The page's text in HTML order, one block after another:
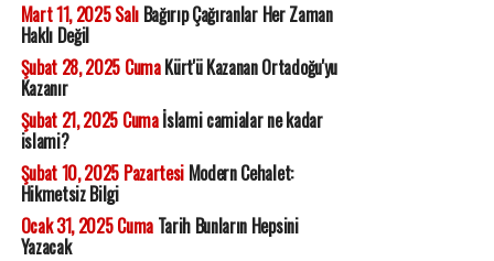
Mart 11, 2025 SalıBağırıp Çağıranlar Her Zaman
Haklı Değil
Şubat 28, 2025 CumaKürt'ü Kazanan Ortadoğu'yu
Kazanır
Şubat 21, 2025 Cumaİslami camialar ne kadar
islami?
Şubat 10, 2025 PazartesiModern Cehalet:
Hikmetsiz Bilgi
Ocak 31, 2025 CumaTarih Bunların Hepsini
Yazacak